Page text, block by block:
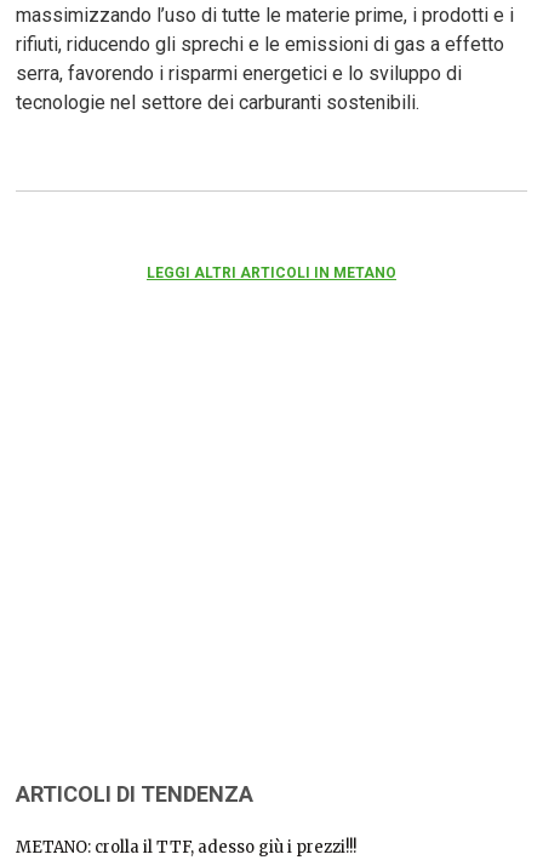
massimizzando l’uso di tutte le materie prime, i prodotti e i
rifiuti, riducendo gli sprechi e le emissioni di gas a effetto
serra, favorendo i risparmi energetici e lo sviluppo di
tecnologie nel settore dei carburanti sostenibili.
LEGGI ALTRI ARTICOLI IN METANO
ARTICOLI DI TENDENZA
METANO: crolla il TTF, adesso giù i prezzi!!!